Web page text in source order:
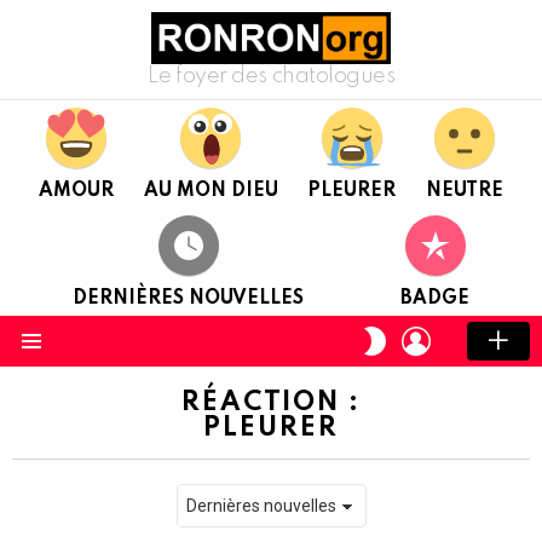
Le foyer des chatologues
AMOUR AU MON DIEU PLEURER NEUTRE
DERNIÈRES NOUVELLES BADGE
CHANGER
DE
CONNEXION
RÉACTION :
PLEURER